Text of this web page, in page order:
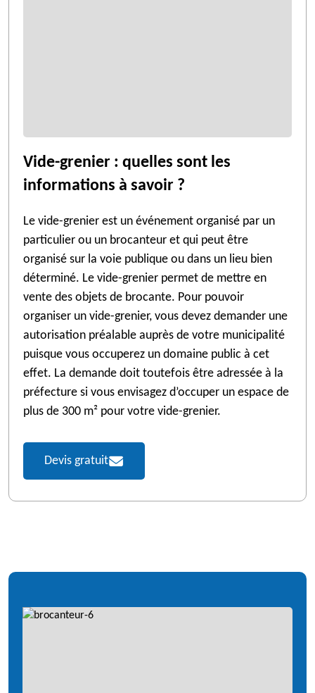
Vide-grenier : quelles sont les
informations à savoir ?
Le vide-grenier est un événement organisé par un
particulier ou un brocanteur et qui peut être
organisé sur la voie publique ou dans un lieu bien
déterminé. Le vide-grenier permet de mettre en
vente des objets de brocante. Pour pouvoir
organiser un vide-grenier, vous devez demander une
autorisation préalable auprès de votre municipalité
puisque vous occuperez un domaine public à cet
effet. La demande doit toutefois être adressée à la
préfecture si vous envisagez d’occuper un espace de
plus de 300 m² pour votre vide-grenier.
Devis gratuit